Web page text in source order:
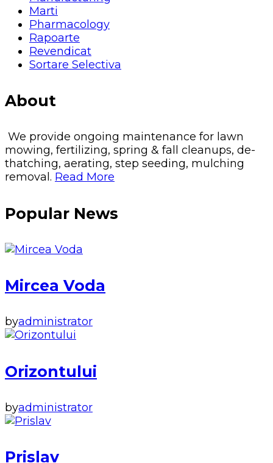
Marti
Pharmacology
Rapoarte
Revendicat
Sortare Selectiva
About
We provide ongoing maintenance for lawn
mowing, fertilizing, spring & fall cleanups, de-
thatching, aerating, step seeding, mulching
removal. Read More
Popular News
Mircea Voda
byadministrator
Orizontului
byadministrator
Prislav